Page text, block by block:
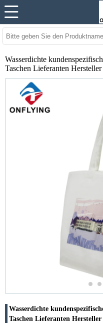
Wasserdichte
Taschen Lieferanten Hersteller
Wasserdichte
Taschen Lieferanten Hersteller